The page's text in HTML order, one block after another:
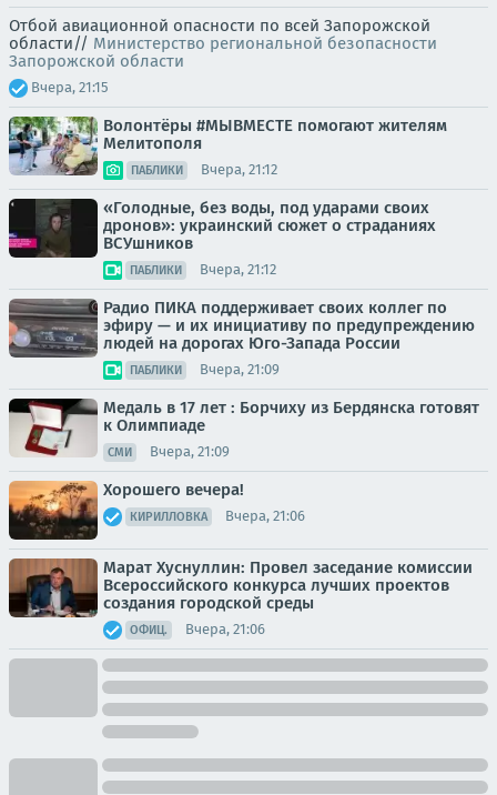
Отбой авиационной опасности по всей Запорожской
области// Министерство региональной безопасности
Запорожской области
Вчера, 21:15
Волонтёры #МЫВМЕСТЕ помогают жителям
Мелитополя
ПАБЛИКИ Вчера, 21:12
«Голодные, без воды, под ударами своих
дронов»: украинский сюжет о страданиях
ВСУшников
ПАБЛИКИ Вчера, 21:12
Радио ПИКА поддерживает своих коллег по
эфиру — и их инициативу по предупреждению
людей на дорогах Юго-Запада России
ПАБЛИКИ Вчера, 21:09
Медаль в 17 лет : Борчиху из Бердянска готовят
к Олимпиаде
СМИ Вчера, 21:09
Хорошего вечера!
КИРИЛЛОВКА Вчера, 21:06
Марат Хуснуллин: Провел заседание комиссии
Всероссийского конкурса лучших проектов
создания городской среды
ОФИЦ. Вчера, 21:06